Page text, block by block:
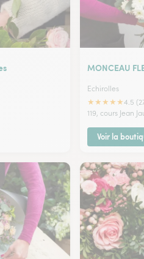
MONCEAU
Echirolles
★★★★★4.5
119, cours Jean
Voir la